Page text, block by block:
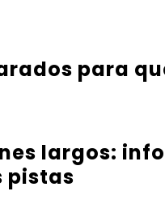
para
largos:
pistas